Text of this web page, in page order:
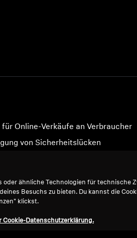
Online-Verkäufe an Verbraucher
von Sicherheitslücken
oder ähnliche Technologien für technische
Besuchs zu bieten. Du kannst die
klickst.
Datenschutzerklärung.